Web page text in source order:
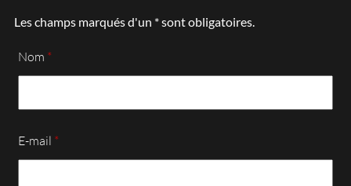
Les champs marqués d'un * sont obligatoires.
Nom *
E-mail *